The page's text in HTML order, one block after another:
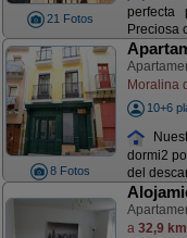
21 Fotos
Preciosa
8 Fotos
Moralina
10+6
dormi2
del
a 32,9 km